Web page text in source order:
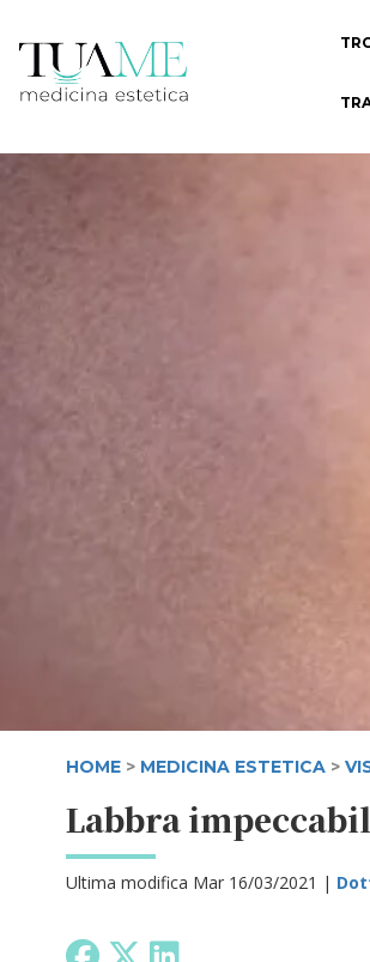
HOME > MEDICINA ESTETICA >
Labbra
Ultima modifica Mar 16/03/2021 |